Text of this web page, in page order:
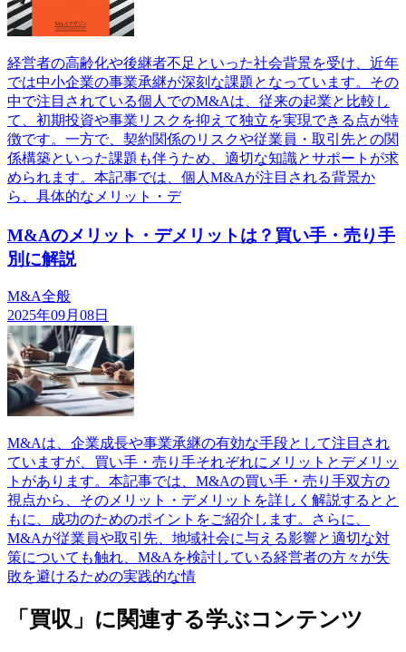
経営者の高齢化や後継者不足といった社会背景を受け、近年
では中小企業の事業承継が深刻な課題となっています。その
中で注目されている個人でのM&Aは、従来の起業と比較し
て、初期投資や事業リスクを抑えて独立を実現できる点が特
徴です。一方で、契約関係のリスクや従業員・取引先との関
係構築といった課題も伴うため、適切な知識とサポートが求
められます。本記事では、個人M&Aが注目される背景か
ら、具体的なメリット・デ
M&Aのメリット・デメリットは？買い手・売り手
別に解説
M&A全般
2025年09月08日
M&Aは、企業成長や事業承継の有効な手段として注目され
ていますが、買い手・売り手それぞれにメリットとデメリッ
トがあります。本記事では、M&Aの買い手・売り手双方の
視点から、そのメリット・デメリットを詳しく解説するとと
もに、成功のためのポイントをご紹介します。さらに、
M&Aが従業員や取引先、地域社会に与える影響と適切な対
策についても触れ、M&Aを検討している経営者の方々が失
敗を避けるための実践的な情
「買収」に関連する学ぶコンテンツ